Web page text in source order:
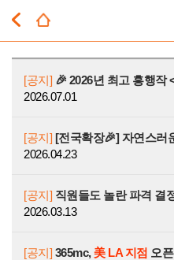
[공지] 🎉 2026년 최고 흥행작
2026.07.01
[공지] [전국확장🎉] 자연스러
2026.04.23
[공지] 직원들도 놀란 파격 결
2026.03.13
[공지] 365mc,美 LA 지점 오